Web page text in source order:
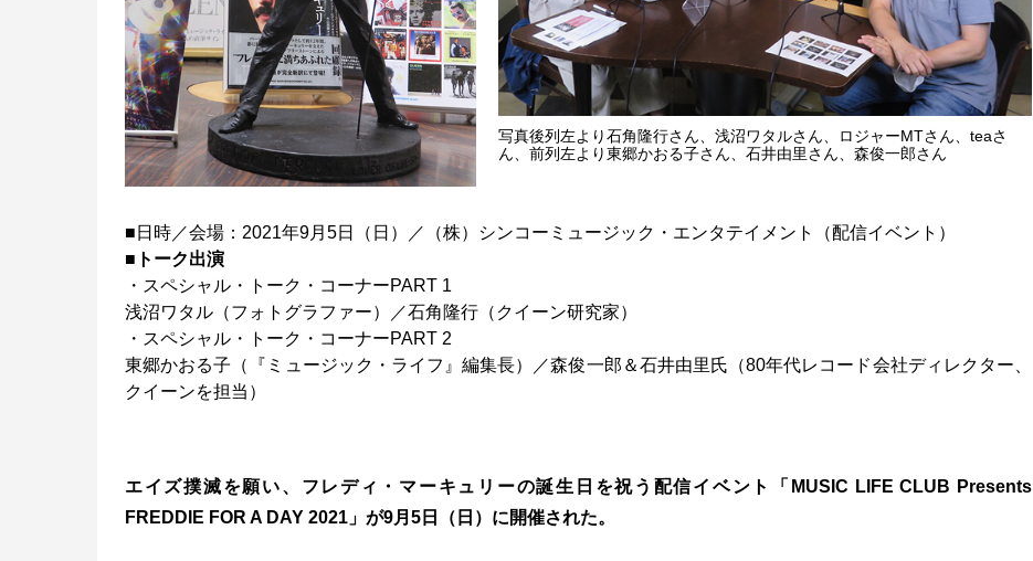
写真後列左より石角隆行さん、浅沼ワタルさん、ロジャーMTさん、teaさ
ん、前列左より東郷かおる子さん、石井由里さん、森俊一郎さん
■ 日時／会場：2021年9月5日（日）／（株）シンコーミュージック・エンタテイメント（配信イベント）
■トーク出演
・スペシャル・トーク・コーナーPART 1
浅沼ワタル（フォトグラファー）／石角隆行（クイーン研究家）
・スペシャル・トーク・コーナーPART 2
東郷かおる子（『ミュージック・ライフ』編集長）／森俊一郎＆石井由里氏（80年代レコード会社ディレクター、
クイーンを担当）
エイズ撲滅を願い、フレディ・マーキュリーの誕生日を祝う配信イベント「MUSIC LIFE CLUB Presents
FREDDIE FOR A DAY 2021」が9月5日（日）に開催された。